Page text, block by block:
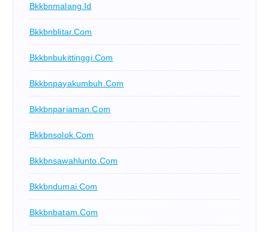
Bkkbnmalang.id
Bkkbnblitar.com
Bkkbnbukittinggi.com
Bkkbnpayakumbuh.com
Bkkbnpariaman.com
Bkkbnsolok.com
Bkkbnsawahlunto.com
Bkkbndumai.com
Bkkbnbatam.com